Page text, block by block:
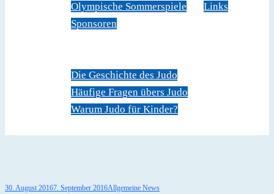
Olympische Sommerspiele
Links
Sponsoren
Die Geschichte des Judo
Häufige Fragen übers Judo
Warum Judo für Kinder?
30. August 20167. September 2016Allgemeine News